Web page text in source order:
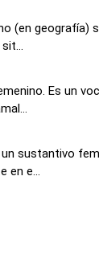
(en geografía)
Es un
sustantivo
en e...